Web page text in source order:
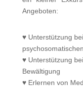
Angeboten:
♥ Unterstützung
♥ Unterstützung
Bewältigung
♥ Erlernen von